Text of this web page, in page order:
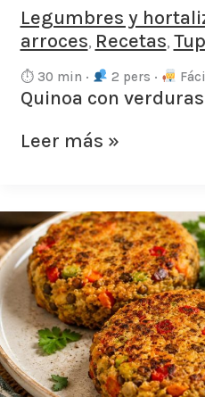
Legumbres y
arroces, Recetas,
⏱ 30 min · 2 pers ·
Quinoa con
Leer más »
Hamburguesa
de
lentejas
y
quinoa